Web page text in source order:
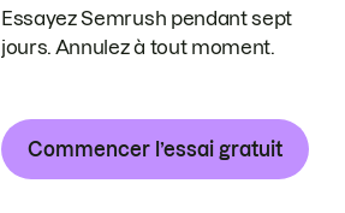
Essayez Semrush pendant sept
jours. Annulez à tout moment.
Commencer l’essai gratuit